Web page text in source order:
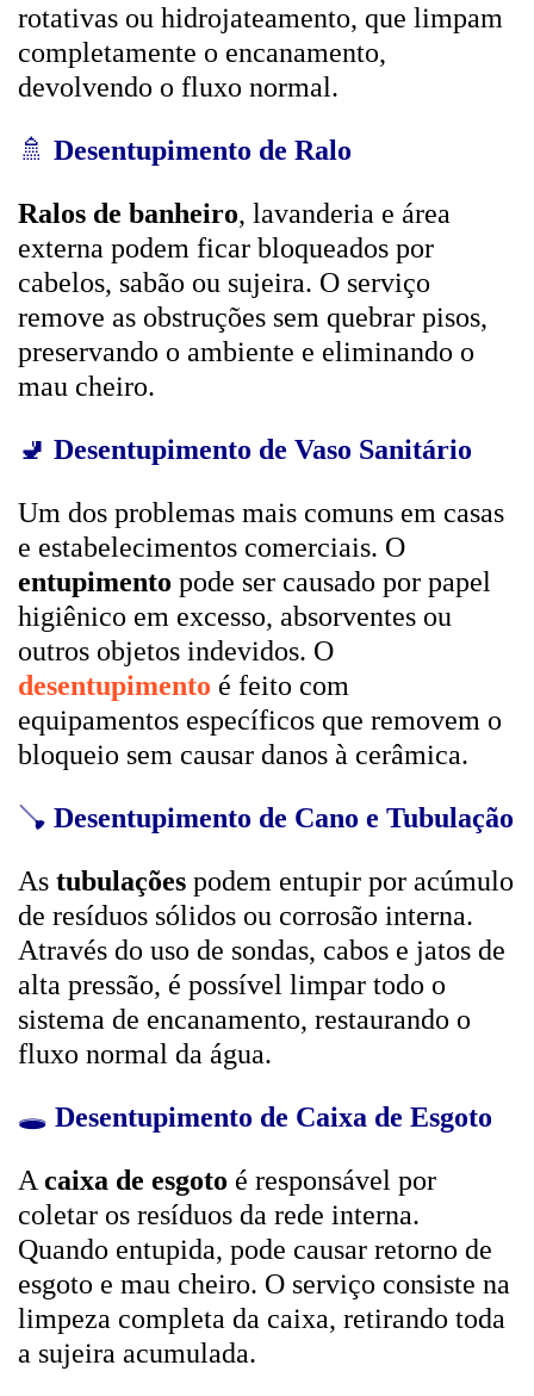
rotativas ou hidrojateamento, que limpam
completamente o encanamento,
devolvendo o fluxo normal.
🚿 Desentupimento de Ralo
Ralos de banheiro, lavanderia e área
externa podem ficar bloqueados por
cabelos, sabão ou sujeira. O serviço
remove as obstruções sem quebrar pisos,
preservando o ambiente e eliminando o
mau cheiro.
🚽 Desentupimento de Vaso Sanitário
Um dos problemas mais comuns em casas
e estabelecimentos comerciais. O
entupimento pode ser causado por papel
higiênico em excesso, absorventes ou
outros objetos indevidos. O
desentupimento é feito com
equipamentos específicos que removem o
bloqueio sem causar danos à cerâmica.
🪠 Desentupimento de Cano e Tubulação
As tubulações podem entupir por acúmulo
de resíduos sólidos ou corrosão interna.
Através do uso de sondas, cabos e jatos de
alta pressão, é possível limpar todo o
sistema de encanamento, restaurando o
fluxo normal da água.
🕳️ Desentupimento de Caixa de Esgoto
A caixa de esgoto é responsável por
coletar os resíduos da rede interna.
Quando entupida, pode causar retorno de
esgoto e mau cheiro. O serviço consiste na
limpeza completa da caixa, retirando toda
a sujeira acumulada.